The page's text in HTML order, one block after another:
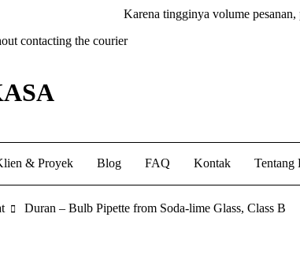
Karena tingginya volume pesanan,
contacting the courier
& Proyek Blog FAQ Kontak Tentang
Duran – Bulb Pipette from Soda-lime Glass, Class B